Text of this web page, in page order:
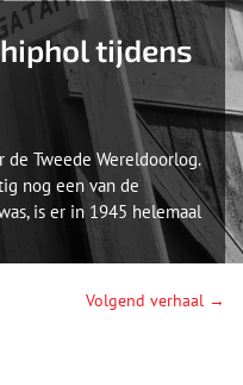
tijdens
Tweede Wereldoorlog.
nog een van de
is er in 1945 helemaal
Volgend verhaal →